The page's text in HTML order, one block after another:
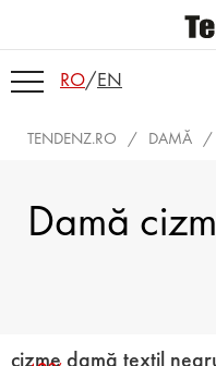
RO/EN
TENDENZ.RO DAMĂ
Damă
cizme damă textil